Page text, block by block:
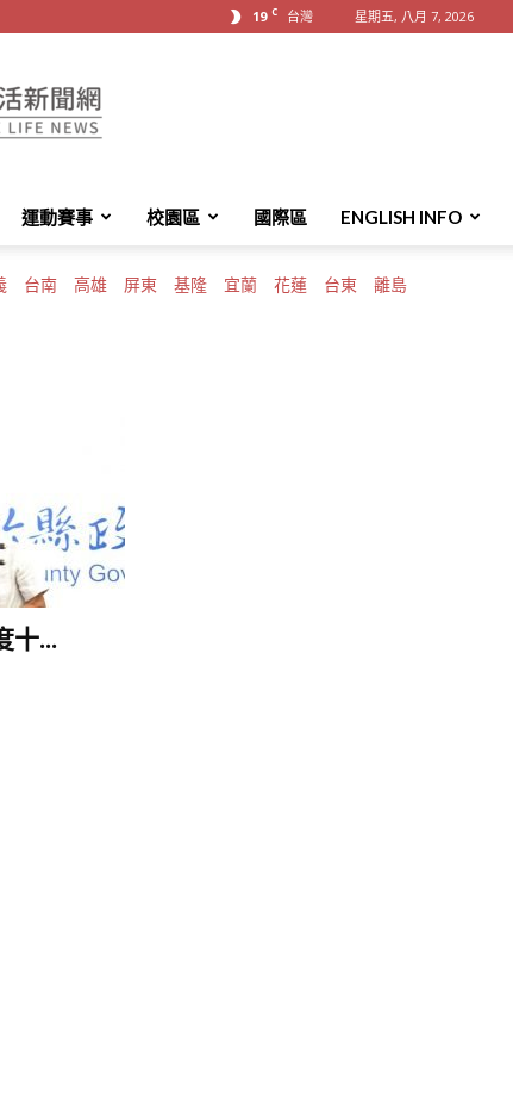
19 C 台灣 星期五, 八月 7, 2026
運動賽事 校園區 國際區 ENGLISH INFO
台南 高雄 屏東 基隆 宜蘭 花蓮 台東 離島
十...